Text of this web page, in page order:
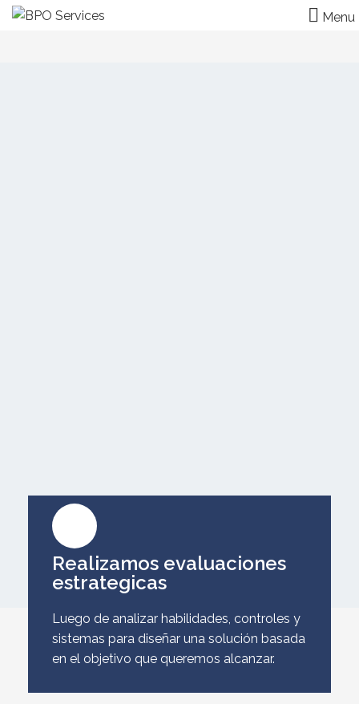
Menu
Realizamos evaluaciones
estrategicas
Luego de analizar habilidades, controles y
sistemas para diseñar una solución basada
en el objetivo que queremos alcanzar.